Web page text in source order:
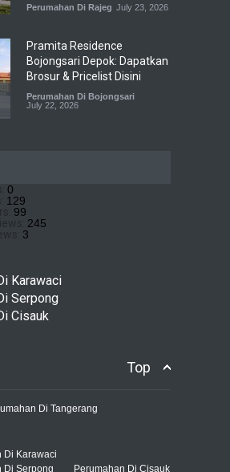
Perumahan Di Rajeg July 23, 2026
Pramita Residence
Bojongsari Depok: Dapatkan
Brosur & Pricelist Disini
Perumahan Di Bojongsari
July 22, 2026
Nuansa Resort di Gading
Serpong
Perumahan Di Serpong
0
129
99
245
3
Karawaci
Serpong
Cisauk
Top
Di Tangerang
Di Karawaci
Di Serpong
Perumahan Di Cisauk